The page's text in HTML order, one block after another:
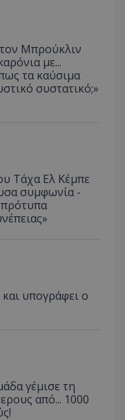
Μπρούκλιν
με...
τα καύσιμα
συστατικό;»
Τάχα Ελ Κέμπε
συμφωνία -
και υπογράφει ο
γέμισε τη
από... 1000